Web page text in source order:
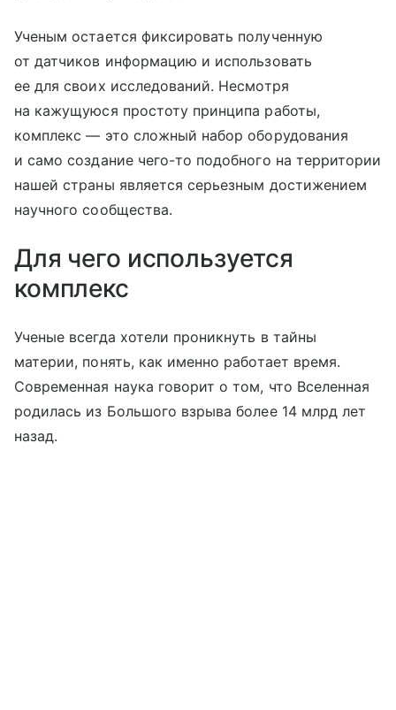
Ученым остается фиксировать полученную
от датчиков информацию и использовать
ее для своих исследований. Несмотря
на кажущуюся простоту принципа работы,
комплекс — это сложный набор оборудования
и само создание чего-то подобного на территории
нашей страны является серьезным достижением
научного сообщества.
Для чего используется
комплекс
Ученые всегда хотели проникнуть в тайны
материи, понять, как именно работает время.
Современная наука говорит о том, что Вселенная
родилась из Большого взрыва более 14 млрд лет
назад.